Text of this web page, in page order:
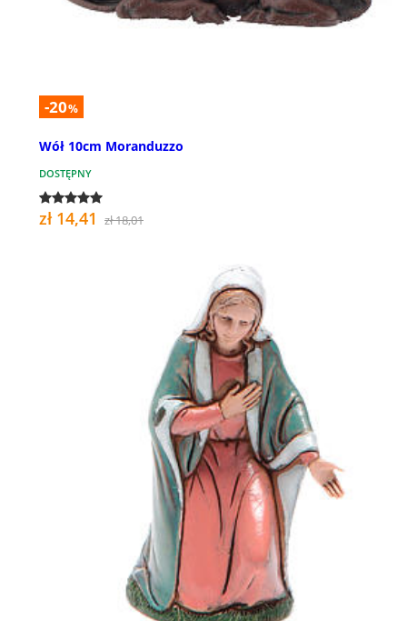
-20%
Wół 10cm Moranduzzo
DOSTĘPNY
zł 14,41 zł 18,01